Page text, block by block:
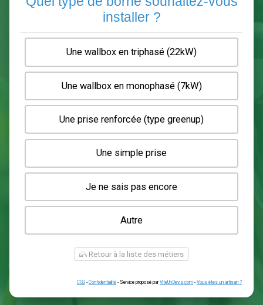
2 3 6
Quel type de borne souhaitez-
installer ?
Une wallbox en triphasé (22kW)
Une wallbox en monophasé (7kW)
Une prise renforcée (type greenup)
Une simple prise
Je ne sais pas encore